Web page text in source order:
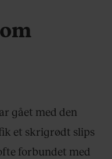
gået med den
et skrigrødt slips
forbundet med